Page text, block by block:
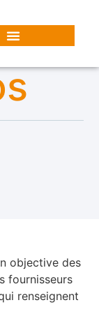
objective des
fournisseurs
renseignent